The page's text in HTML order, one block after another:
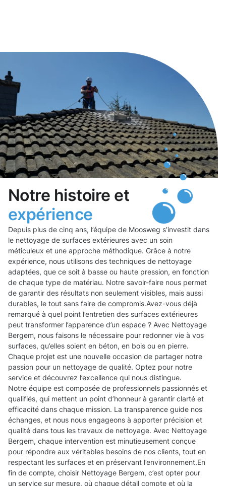
Notre histoire et
expérience
Depuis plus de cinq ans, l’équipe de Moosweg s’investit dans
le nettoyage de surfaces extérieures avec un soin
méticuleux et une approche méthodique. Grâce à notre
expérience, nous utilisons des techniques de nettoyage
adaptées, que ce soit à basse ou haute pression, en fonction
de chaque type de matériau. Notre savoir-faire nous permet
de garantir des résultats non seulement visibles, mais aussi
durables, le tout sans faire de compromis.Avez-vous déjà
remarqué à quel point l’entretien des surfaces extérieures
peut transformer l’apparence d’un espace ? Avec Nettoyage
Bergem, nous faisons le nécessaire pour redonner vie à vos
surfaces, qu’elles soient en béton, en bois ou en pierre.
Chaque projet est une nouvelle occasion de partager notre
passion pour un nettoyage de qualité. Optez pour notre
service et découvrez l’excellence qui nous distingue.
Notre équipe est composée de professionnels passionnés et
qualifiés, qui mettent un point d’honneur à garantir clarté et
efficacité dans chaque mission. La transparence guide nos
échanges, et nous nous engageons à apporter précision et
qualité dans tous les travaux de nettoyage. Avec Nettoyage
Bergem, chaque intervention est minutieusement conçue
pour répondre aux véritables besoins de nos clients, tout en
respectant les surfaces et en préservant l’environnement.En
fin de compte, choisir Nettoyage Bergem, c’est opter pour
un service sur mesure, où chaque détail compte et où la